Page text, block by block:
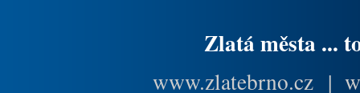
Zlatá města ...
www.zlatebrno.cz |